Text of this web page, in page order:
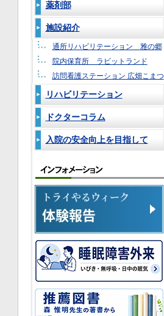
薬剤部
施設紹介
通所リハビリテーション 雅の郷
院内保育所 ラビットランド
訪問看護ステーション 広畑こまつ
リハビリテーション
ドクターコラム
入院の安全向上を目指して